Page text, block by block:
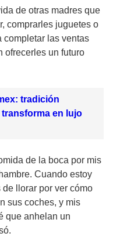
de otras madres que
comprarles juguetes o
completar las ventas
ofrecerles un futuro
tradición
en lujo
de la boca por mis
Cuando estoy
llorar por ver cómo
sus coches, y mis
que anhelan un